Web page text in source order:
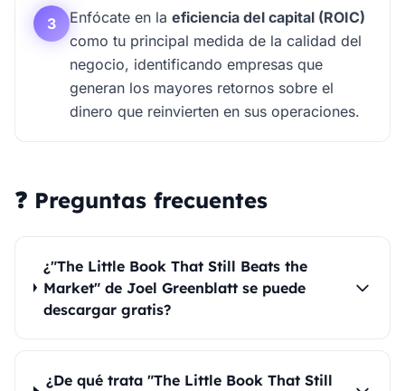
3 Enfócate en la eficiencia del capital (ROIC)
como tu principal medida de la calidad del
negocio, identificando empresas que
generan los mayores retornos sobre el
dinero que reinvierten en sus operaciones.
❓ Preguntas frecuentes
¿"The Little Book That Still Beats the
Market" de Joel Greenblatt se puede
descargar gratis?
¿De qué trata "The Little Book That Still